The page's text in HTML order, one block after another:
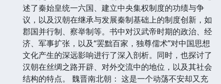
述了秦始皇统一六国、建立中央集权制度的功绩与争
议，以及汉朝在继承与发展秦制基础上的制度创新，如
郡国并行制、察举制等。书中对汉武帝时期的政治、经
济、军事扩张，以及“罢黜百家，独尊儒术”对中国思想
文化产生的深远影响进行了深入剖析。同时，也探讨了
汉朝在丝绸之路开辟、对外交流中的地位，以及其社会
结构的特点。 魏晋南北朝： 这是一个动荡不安却又充